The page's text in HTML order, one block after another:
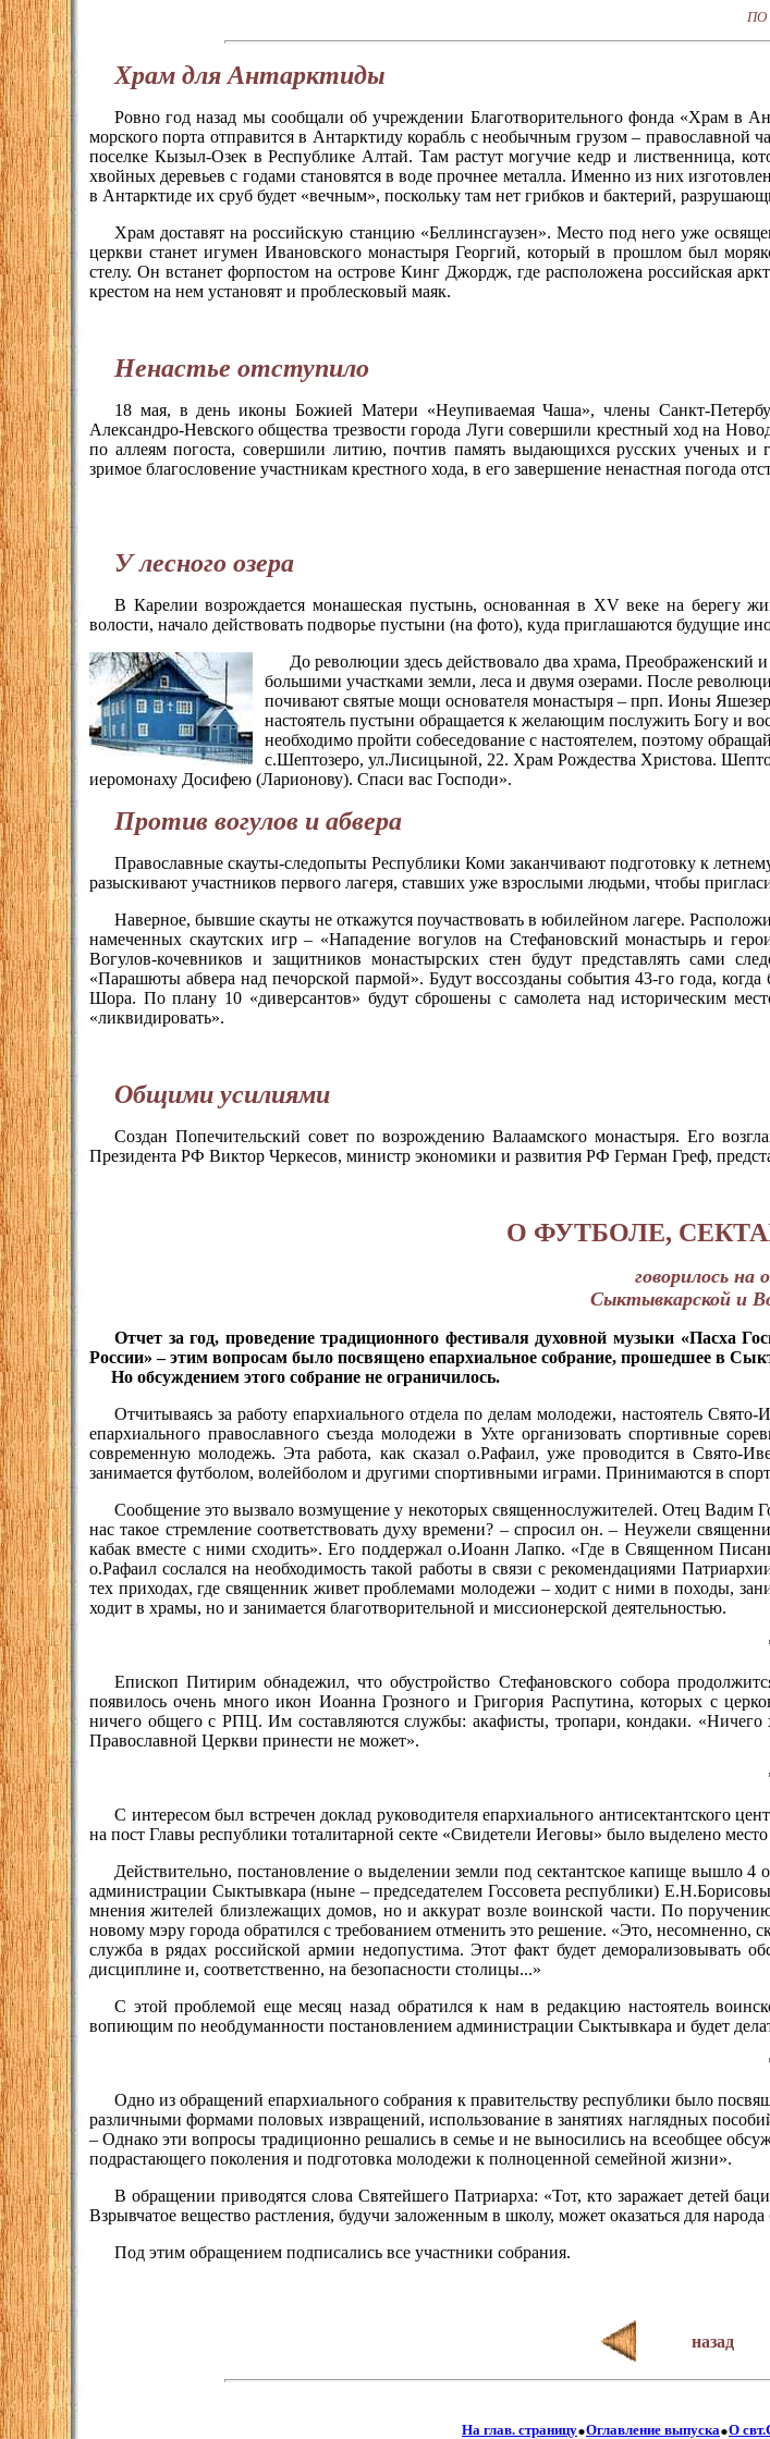
ПО
Храм для Антарктиды
Ровно год назад мы сообщали об учреждении Благотворительного фонда «Храм в
морского порта отправится в Антарктиду корабль с необычным грузом – православной
поселке Кызыл-Озек в Республике Алтай. Там растут могучие кедр и лиственница,
хвойных деревьев с годами становятся в воде прочнее металла. Именно из них
в Антарктиде их сруб будет «вечным», поскольку там нет грибков и бактерий,
Храм доставят на российскую станцию «Беллинсгаузен». Место под него уже
церкви станет игумен Ивановского монастыря Георгий, который в прошлом был
стелу. Он встанет форпостом на острове Кинг Джордж, где расположена российская
крестом на нем установят и проблесковый маяк.
Ненастье отступило
18 мая, в день иконы Божией Матери «Неупиваемая Чаша», члены Санкт-
Александро-Невского общества трезвости города Луги совершили крестный ход на
по аллеям погоста, совершили литию, почтив память выдающихся русских ученых и
зримое благословение участникам крестного хода, в его завершение ненастная погода
У лесного озера
В Карелии возрождается монашеская пустынь, основанная в XV веке на берегу
волости, начало действовать подворье пустыни (на фото), куда приглашаются будущие
До революции здесь действовало два храма, Преображенский
большими участками земли, леса и двумя озерами. После
почивают святые мощи основателя монастыря – прп. Ионы
настоятель пустыни обращается к желающим послужить Богу и
необходимо пройти собеседование с настоятелем, поэтому
с.Шептозеро, ул.Лисицыной, 22. Храм Рождества Христова.
иеромонаху Досифею (Ларионову). Спаси вас Господи».
Против вогулов и абвера
Православные скауты-следопыты Республики Коми заканчивают подготовку к
разыскивают участников первого лагеря, ставших уже взрослыми людьми, чтобы
Наверное, бывшие скауты не откажутся поучаствовать в юбилейном лагере.
намеченных скаутских игр – «Нападение вогулов на Стефановский монастырь и
Вогулов-кочевников и защитников монастырских стен будут представлять сами
«Парашюты абвера над печорской пармой». Будут воссозданы события 43-го года,
Шора. По плану 10 «диверсантов» будут сброшены с самолета над историческим
«ликвидировать».
Общими усилиями
Создан Попечительский совет по возрождению Валаамского монастыря. Его
Президента РФ Виктор Черкесов, министр экономики и развития РФ Герман Греф,
О ФУТБОЛЕ,
говорилось на
Сыктывкарской и
Отчет за год, проведение традиционного фестиваля духовной музыки «Пасха
России» – этим вопросам было посвящено епархиальное собрание, прошедшее в
Но обсуждением этого собрание не ограничилось.
Отчитываясь за работу епархиального отдела по делам молодежи, настоятель
епархиального православного съезда молодежи в Ухте организовать спортивные
современную молодежь. Эта работа, как сказал о.Рафаил, уже проводится в Свято-
занимается футболом, волейболом и другими спортивными играми. Принимаются в
Сообщение это вызвало возмущение у некоторых священнослужителей. Отец Вадим
нас такое стремление соответствовать духу времени? – спросил он. – Неужели
кабак вместе с ними сходить». Его поддержал о.Иоанн Лапко. «Где в Священном
о.Рафаил сослался на необходимость такой работы в связи с рекомендациями
тех приходах, где священник живет проблемами молодежи – ходит с ними в походы,
ходит в храмы, но и занимается благотворительной и миссионерской деятельностью.
Епископ Питирим обнадежил, что обустройство Стефановского собора
появилось очень много икон Иоанна Грозного и Григория Распутина, которых с
ничего общего с РПЦ. Им составляются службы: акафисты, тропари, кондаки. «Ничего
Православной Церкви принести не может».
С интересом был встречен доклад руководителя епархиального антисектантского
на пост Главы республики тоталитарной секте «Свидетели Иеговы» было выделено
Действительно, постановление о выделении земли под сектантское капище вышло
администрации Сыктывкара (ныне – председателем Госсовета республики)
мнения жителей близлежащих домов, но и аккурат возле воинской части. По
новому мэру города обратился с требованием отменить это решение. «Это, несомненно,
служба в рядах российской армии недопустима. Этот факт будет деморализовывать
дисциплине и, соответственно, на безопасности столицы...»
С этой проблемой еще месяц назад обратился к нам в редакцию настоятель
вопиющим по необдуманности постановлением администрации Сыктывкара и будет
Одно из обращений епархиального собрания к правительству республики было
различными формами половых извращений, использование в занятиях наглядных
– Однако эти вопросы традиционно решались в семье и не выносились на всеобщее
подрастающего поколения и подготовка молодежи к полноценной семейной жизни».
В обращении приводятся слова Святейшего Патриарха: «Тот, кто заражает детей
Взрывчатое вещество растления, будучи заложенным в школу, может оказаться для
Под этим обращением подписались все участники собрания.
назад
На глав. страницу.Оглавление выпуска.О